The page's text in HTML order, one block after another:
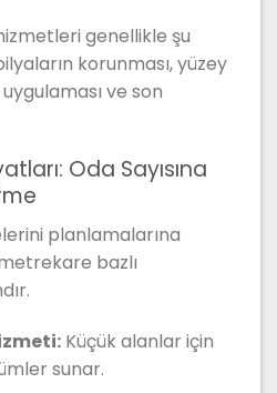
genellikle şu
korunması, yüzey
ve son
Oda Sayısına
planlamalarına
bazlı
Küçük alanlar için
sunar.